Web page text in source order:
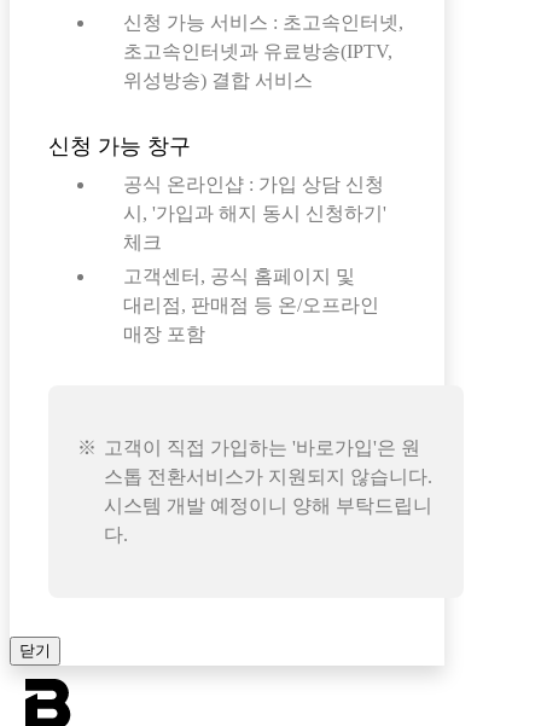
신청 가능 서비스 : 초고속인터넷,
초고속인터넷과 유료방송(IPTV,
위성방송) 결합 서비스
신청 가능 창구
공식 온라인샵 : 가입 상담 신청
시, '가입과 해지 동시 신청하기'
체크
고객센터, 공식 홈페이지 및
대리점, 판매점 등 온/오프라인
매장 포함
고객이 직접 가입하는 '바로가입'은 원
스톱 전환서비스가 지원되지 않습니다.
시스템 개발 예정이니 양해 부탁드립니
다.
닫기